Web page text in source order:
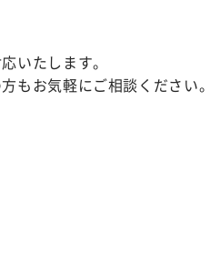
いたします。
もお気軽にご相談ください。